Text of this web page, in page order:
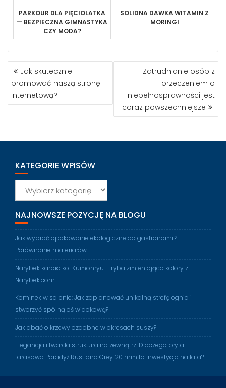
PARKOUR DLA PIĘCIOLATKA
— BEZPIECZNA GIMNASTYKA
CZY MODA?
SOLIDNA DAWKA WITAMIN Z
MORINGI
NAWIGACJA
WPISU
Jak skutecznie
promować naszą stronę
internetową?
Zatrudnianie osób z
orzeczeniem o
niepełnosprawności jest
coraz powszechniejsze
KATEGORIE WPISÓW
wpisów
NAJNOWSZE POZYCJĘ NA BLOGU
Jak wybrać opakowanie ekologiczne do gastronomii?
Porównanie materiałów
Narybek karpia koi Kumonryu – ryba zmieniająca kolory z
Narybek.com
Kominek w salonie: Jak zaplanować unikalną strefę ognia i
stworzyć spójną oś widokową?
Jak dbać o krzewy ozdobne w okresach suszy?
Elegancja i twarda struktura na zewnątrz: Dlaczego płyta
tarasowa Paradyż Rustland Grey 20 mm to inwestycja na lata?